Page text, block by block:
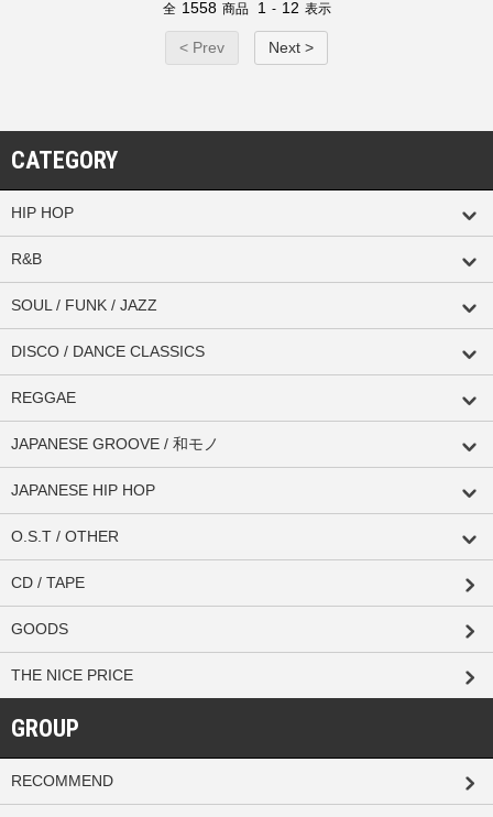
全 1558 商品 1 - 12 表示
< Prev Next >
CATEGORY
HIP HOP
R&B
SOUL / FUNK / JAZZ
DISCO / DANCE CLASSICS
REGGAE
JAPANESE GROOVE / 和モノ
JAPANESE HIP HOP
O.S.T / OTHER
CD / TAPE
GOODS
THE NICE PRICE
GROUP
RECOMMEND